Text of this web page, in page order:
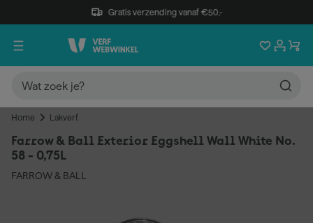
Gratis verzending vanaf €50,-
Home Lakverf
Farrow & Ball Exterior Eggshell Wall White No.
58 - 0,75L
FARROW & BALL